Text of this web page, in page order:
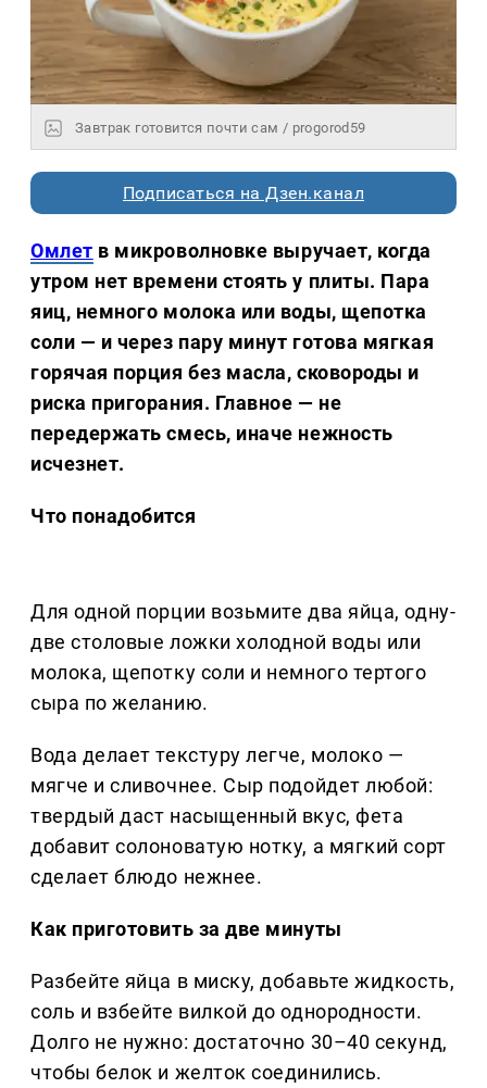
Завтрак готовится почти сам / progorod59
Подписаться на Дзен.канал
Омлет в микроволновке выручает, когда
утром нет времени стоять у плиты. Пара
яиц, немного молока или воды, щепотка
соли — и через пару минут готова мягкая
горячая порция без масла, сковороды и
риска пригорания. Главное — не
передержать смесь, иначе нежность
исчезнет.
Что понадобится
Для одной порции возьмите два яйца, одну-
две столовые ложки холодной воды или
молока, щепотку соли и немного тертого
сыра по желанию.
Вода делает текстуру легче, молоко —
мягче и сливочнее. Сыр подойдет любой:
твердый даст насыщенный вкус, фета
добавит солоноватую нотку, а мягкий сорт
сделает блюдо нежнее.
Как приготовить за две минуты
Разбейте яйца в миску, добавьте жидкость,
соль и взбейте вилкой до однородности.
Долго не нужно: достаточно 30–40 секунд,
чтобы белок и желток соединились.